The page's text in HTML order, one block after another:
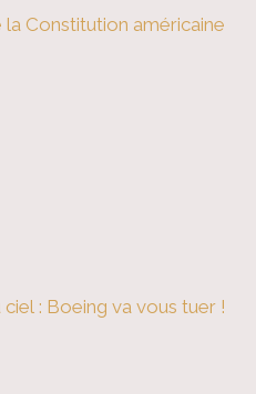
Constitution américaine
ciel : Boeing va vous tuer !